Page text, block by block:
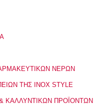
ΝΕΡΩΝ
ΤΗΣ INOX STYLE
ΚΑΛΛΥΝΤΙΚΩΝ ΠΡΟΪΟΝΤΩΝ